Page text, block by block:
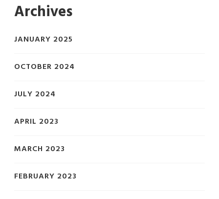
Archives
JANUARY 2025
OCTOBER 2024
JULY 2024
APRIL 2023
MARCH 2023
FEBRUARY 2023